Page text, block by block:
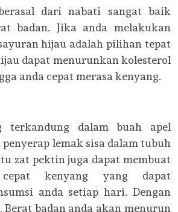
dari nabati sangat baik
badan. Jika anda melakukan
hijau adalah pilihan tepat
dapat menurunkan kolesterol
anda cepat merasa kenyang.
terkandung dalam buah apel
lemak sisa dalam tubuh
zat pektin juga dapat membuat
kenyang yang dapat
anda setiap hari. Dengan
badan anda akan menurun